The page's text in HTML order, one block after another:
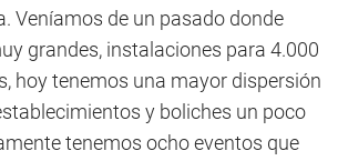
Veníamos de un pasado donde
grandes, instalaciones para 4.000
hoy tenemos una mayor dispersión
y boliches un poco
tenemos ocho eventos que